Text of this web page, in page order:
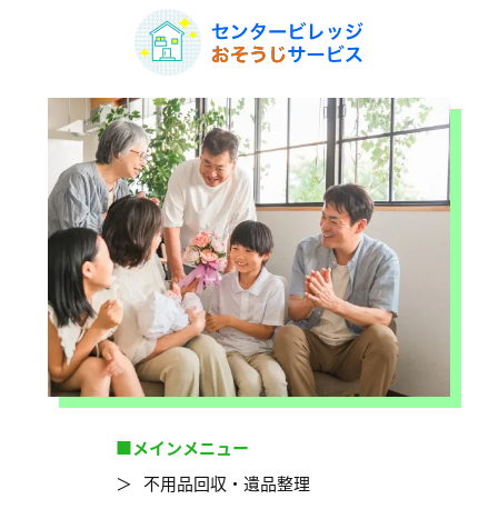
■メインメニュー
不用品回収・遺品整理